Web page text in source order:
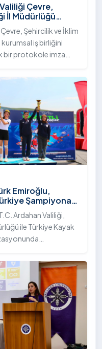
Çevre,
İl Müdürlüğü
İmzalandı
Şehircilik ve İklim
iş birliğini
bir protokole imza
Emiroğlu,
Şampiyonası
Ardahan Valiliği,
ile Türkiye Kayak
Şampiyonası, 30-31
Üniversitesi Yenisey